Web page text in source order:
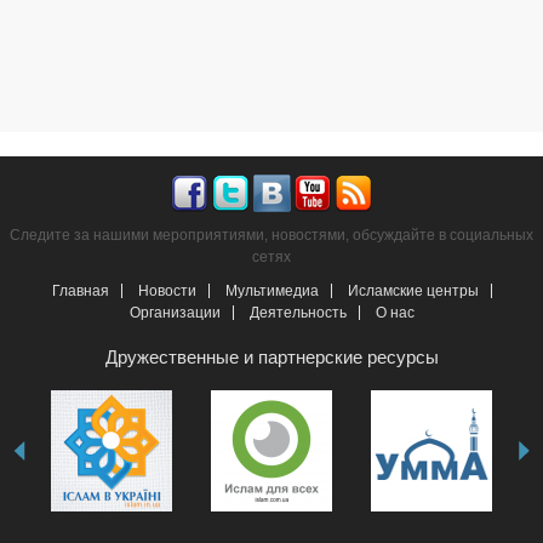
Следите за нашими мероприятиями, новостями, обсуждайте в социальных
сетях
Главная
Новости Мультимедиа
Исламские центры
Организации
Деятельность О нас
Дружественные и партнерские ресурсы